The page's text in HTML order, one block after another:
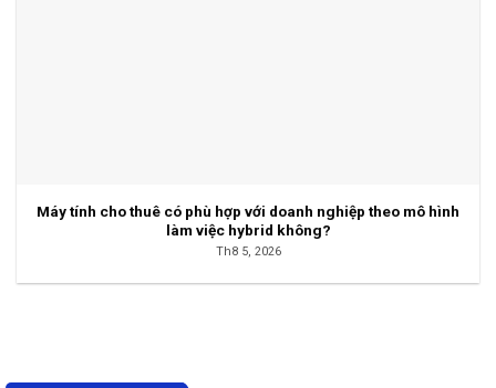
Máy tính cho thuê có phù hợp với doanh nghiệp theo mô hình
làm việc hybrid không?
Th8 5, 2026